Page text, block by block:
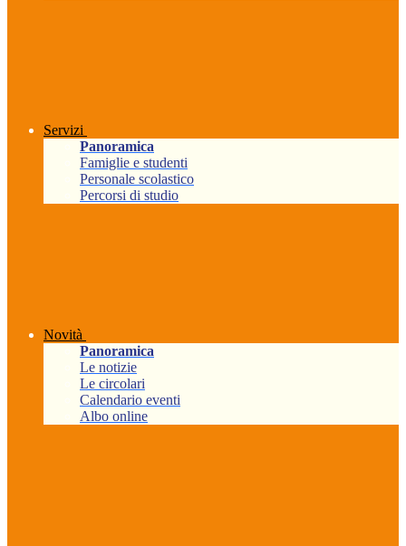
Servizi
Panoramica
Famiglie e studenti
Personale scolastico
Percorsi di studio
Novità
Panoramica
Le notizie
Le circolari
Calendario eventi
Albo online